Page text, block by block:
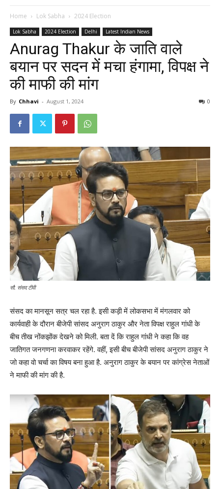
Home Lok Sabha 2024 Election
Lok Sabha 2024 Election Delhi Latest Indian News
Anurag Thakur के जाति वाले
बयान पर सदन में मचा हंगामा, विपक्ष ने
की माफी की मांग
By Chhavi - August 1, 2024 0
सौ. संसद टीवी
संसद का मानसून सत्र चल रहा है. इसी कड़ी में लोकसभा में मंगलवार को
कार्यवाही के दौरान बीजेपी सांसद अनुराग ठाकुर और नेता विपक्ष राहुल गांधी के
बीच तीख नोंकझोंक देखने को मिली. बता दें कि राहुल गांधी ने कहा कि वह
जातिगत जनगणना करवाकर रहेंगे. वहीं, इसी बीच बीजेपी सांसद अनुराग ठाकुर ने
जो कहा वो चर्चा का विषय बना हुआ है. अनुराग ठाकुर के बयान पर कांग्रेस नेताओं
ने माफी की मांग की है.